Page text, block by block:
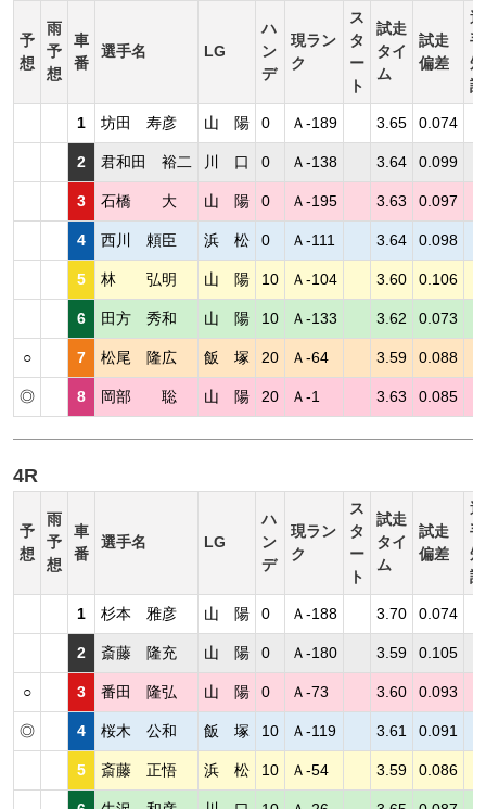
予
想
雨
予
想
車
番
選手名 LG
ハ
ン
デ
現ラン
ク
ス
タ
ー
ト
試走
タイ
ム
試走
偏差
選
手
短
評
1 坊田 寿彦 山 陽 0 Ａ-189 3.65 0.074
2 君和田 裕二 川 口 0 Ａ-138 3.64 0.099
3 石橋 大 山 陽 0 Ａ-195 3.63 0.097
4 西川 頼臣 浜 松 0 Ａ-111 3.64 0.098
5 林 弘明 山 陽 10 Ａ-104 3.60 0.106
6 田方 秀和 山 陽 10 Ａ-133 3.62 0.073
○ 7 松尾 隆広 飯 塚 20 Ａ-64 3.59 0.088
◎ 8 岡部 聡 山 陽 20 Ａ-1 3.63 0.085
4R
予
想
雨
予
想
車
番
選手名 LG
ハ
ン
デ
現ラン
ク
ス
タ
ー
ト
試走
タイ
ム
試走
偏差
選
手
短
評
1 杉本 雅彦 山 陽 0 Ａ-188 3.70 0.074
2 斎藤 隆充 山 陽 0 Ａ-180 3.59 0.105
○ 3 番田 隆弘 山 陽 0 Ａ-73 3.60 0.093
◎ 4 桜木 公和 飯 塚 10 Ａ-119 3.61 0.091
5 斎藤 正悟 浜 松 10 Ａ-54 3.59 0.086